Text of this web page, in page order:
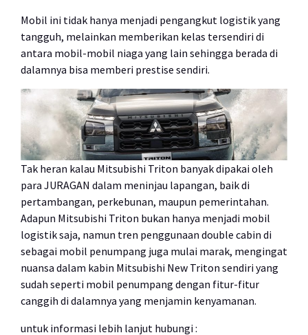
Mobil ini tidak hanya menjadi pengangkut logistik yang
tangguh, melainkan memberikan kelas tersendiri di
antara mobil-mobil niaga yang lain sehingga berada di
dalamnya bisa memberi prestise sendiri.
Tak heran kalau Mitsubishi Triton banyak dipakai oleh
para JURAGAN dalam meninjau lapangan, baik di
pertambangan, perkebunan, maupun pemerintahan.
Adapun Mitsubishi Triton bukan hanya menjadi mobil
logistik saja, namun tren penggunaan double cabin di
sebagai mobil penumpang juga mulai marak, mengingat
nuansa dalam kabin Mitsubishi New Triton sendiri yang
sudah seperti mobil penumpang dengan fitur-fitur
canggih di dalamnya yang menjamin kenyamanan.
untuk informasi lebih lanjut hubungi :